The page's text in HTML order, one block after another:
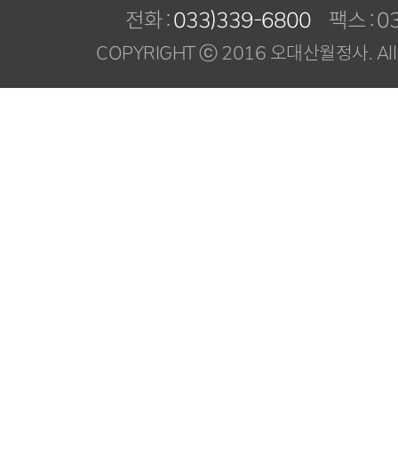
전화 :033)339-6800 팩스 :
COPYRIGHT ⓒ 2016 오대산월정사.